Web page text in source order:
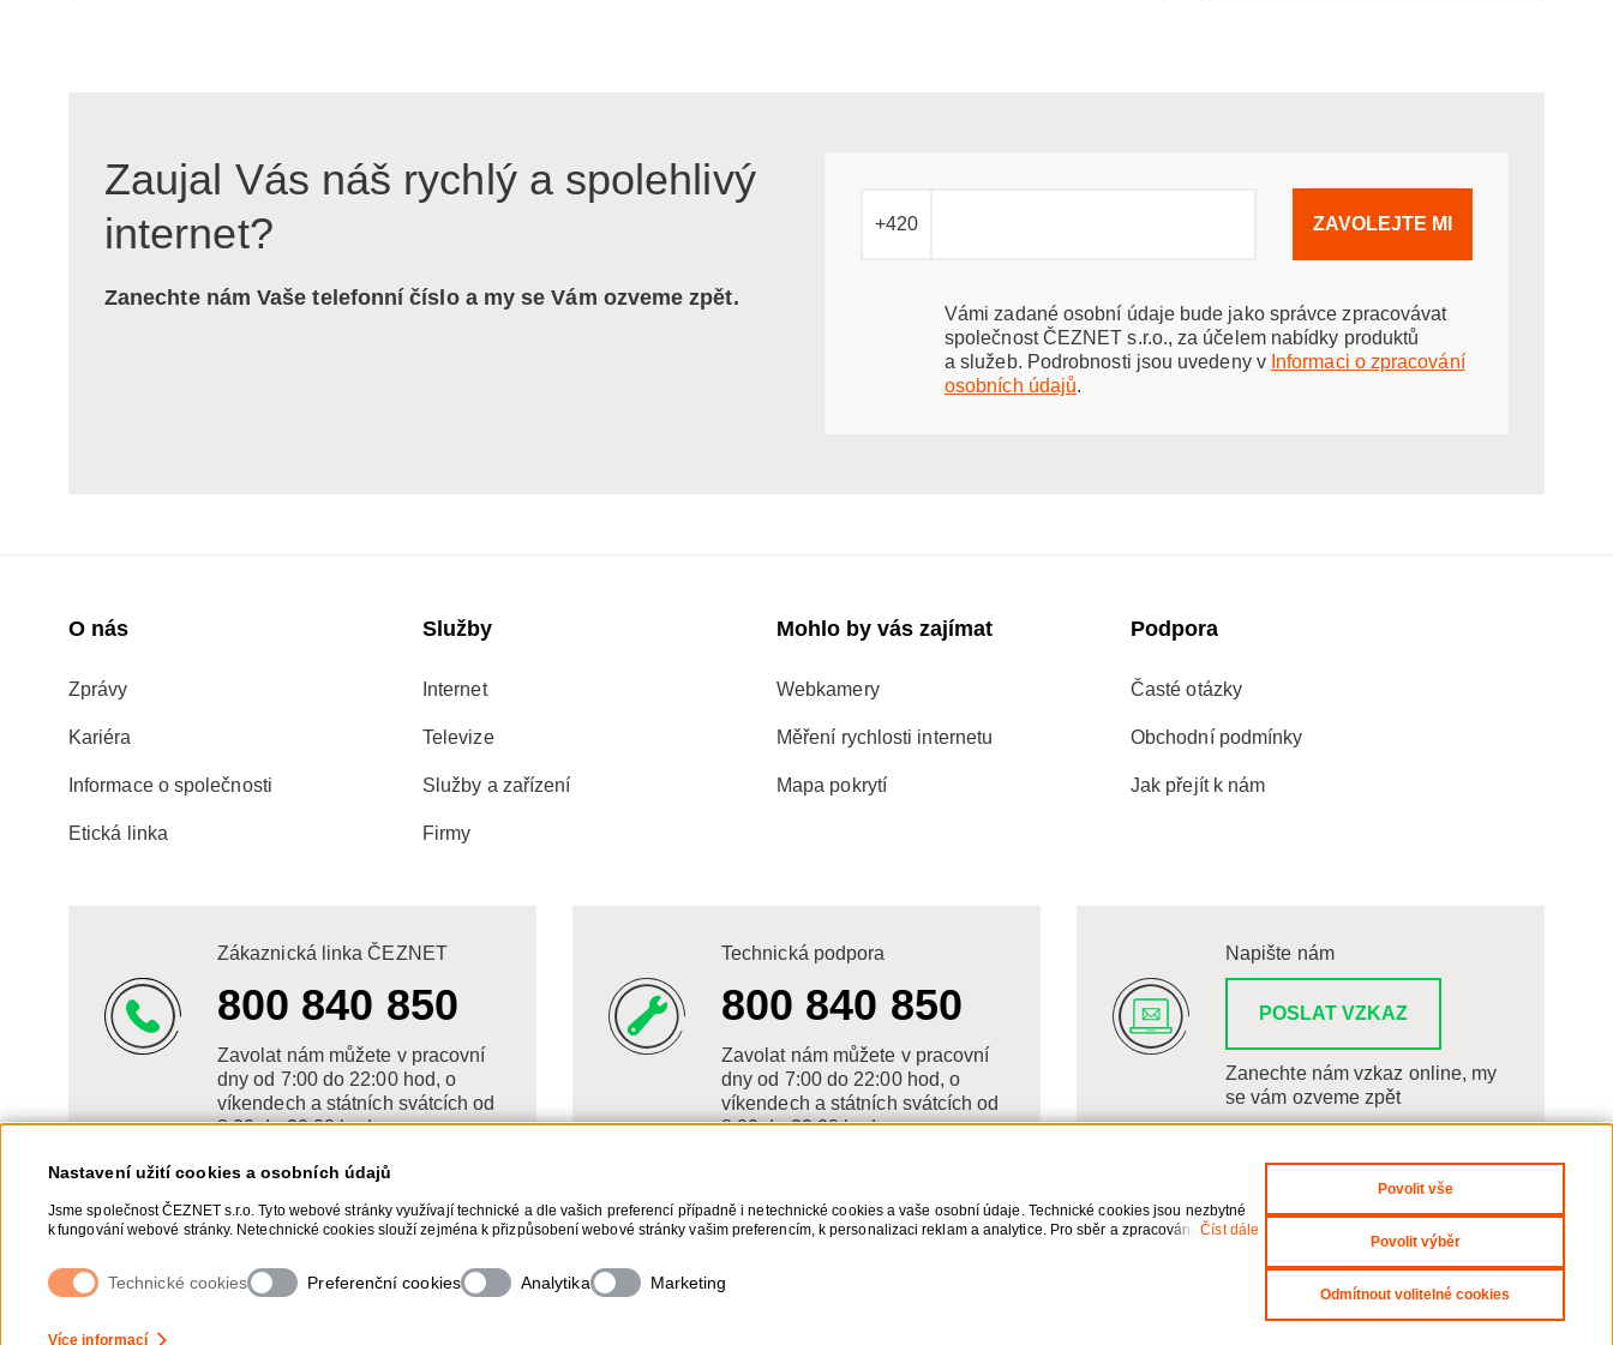
Nastavení užití cookies a osobních údajů
Jsme společnost ČEZNET s.r.o. Tyto webové stránky využívají technické a dle vašich preferencí případně i netechnické cookies a vaše osobní údaje. Technické cookies jsou nezbytné
k fungování webové stránky. Netechnické cookies slouží zejména k přizpůsobení webové stránky vašim preferencím, k personalizaci reklam a analytice. Pro sběr a zpracování
souhlasů, naleznete „
Číst dále
Technické cookies Preferenční cookies Analytika Marketing
Více informací
Povolit vše
Povolit výběr
Odmítnout volitelné cookies
Zaujal Vás náš rychlý a spolehlivý
internet?
Zanechte nám Vaše telefonní číslo a my se Vám ozveme zpět.
+420
Vámi zadané osobní údaje bude jako správce zpracovávat
společnost ČEZNET s.r.o., za účelem nabídky produktů
a služeb. Podrobnosti jsou uvedeny v Informaci o zpracování
osobních údajů.
ZAVOLEJTE MI
O nás
Zprávy
Kariéra
Informace o společnosti
Etická linka
Služby
Internet
Televize
Služby a zařízení
Firmy
Mohlo by vás zajímat
Webkamery
Měření rychlosti internetu
Mapa pokrytí
Podpora
Časté otázky
Obchodní podmínky
Jak přejít k nám
Zákaznická linka ČEZNET
800 840 850
Zavolat nám můžete v pracovní
dny od 7:00 do 22:00 hod, o
víkendech a státních svátcích od
8:00 do 20:00 hod.
Technická podpora
800 840 850
Zavolat nám můžete v pracovní
dny od 7:00 do 22:00 hod, o
víkendech a státních svátcích od
8:00 do 20:00 hod.
Napište nám
POSLAT VZKAZ
Zanechte nám vzkaz online, my
se vám ozveme zpět